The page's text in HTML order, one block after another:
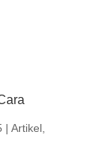
|Artikel